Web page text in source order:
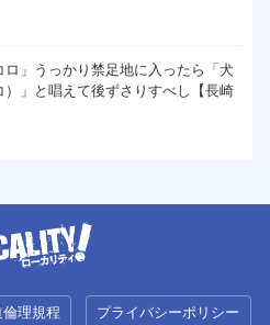
ロ」うっかり禁足地に入ったら「犬
）」と唱えて後ずさりすべし【長崎
倫理規程 プライバシーポリシー